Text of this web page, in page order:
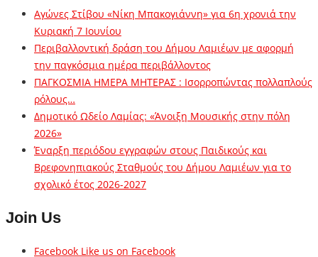
Αγώνες Στίβου «Νίκη Μπακογιάννη» για 6η χρονιά την
Κυριακή 7 Ιουνίου
Περιβαλλοντική δράση του Δήμου Λαμιέων με αφορμή
την παγκόσμια ημέρα περιβάλλοντος
ΠΑΓΚΟΣΜΙΑ ΗΜΕΡΑ ΜΗΤΕΡΑΣ : Ισορροπώντας πολλαπλούς
ρόλους…
Δημοτικό Ωδείο Λαμίας: «Άνοιξη Μουσικής στην πόλη
2026»
Έναρξη περιόδου εγγραφών στους Παιδικούς και
Βρεφονηπιακούς Σταθμούς του Δήμου Λαμιέων για το
σχολικό έτος 2026-2027
Join Us
Facebook Like us on Facebook